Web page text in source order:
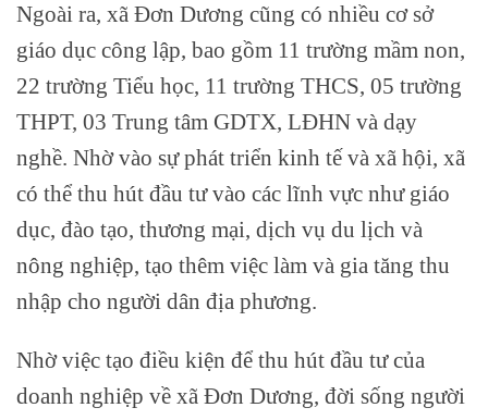
Ngoài ra, xã Đơn Dương cũng có nhiều cơ sở
giáo dục công lập, bao gồm 11 trường mầm non,
22 trường Tiểu học, 11 trường THCS, 05 trường
THPT, 03 Trung tâm GDTX, LĐHN và dạy
nghề. Nhờ vào sự phát triển kinh tế và xã hội, xã
có thể thu hút đầu tư vào các lĩnh vực như giáo
dục, đào tạo, thương mại, dịch vụ du lịch và
nông nghiệp, tạo thêm việc làm và gia tăng thu
nhập cho người dân địa phương.
Nhờ việc tạo điều kiện để thu hút đầu tư của
doanh nghiệp về xã Đơn Dương, đời sống người